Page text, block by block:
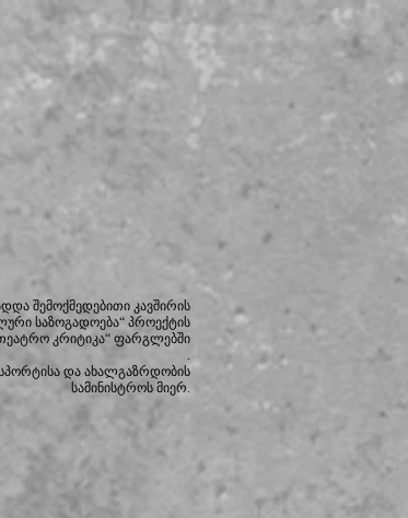
შემოქმედებითი კავშირის
საზოგადოება“ პროექტის
კრიტიკა“ ფარგლებში
.
და ახალგაზრდობის
სამინისტროს მიერ.